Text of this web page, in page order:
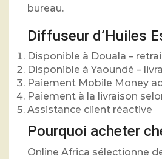
bureau.
Diffuseur d’Huiles
Disponible à Douala –
Disponible à Yaoundé –
Paiement Mobile Money
Paiement à la livraison
Assistance client réactive
Pourquoi acheter
Online Africa sélectionne